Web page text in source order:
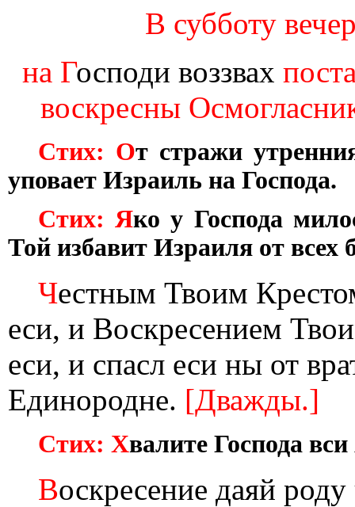
В субботу
на Господи воззвах
воскресны
Стих: От стражи
уповает Израиль на Господа.
Стих: Яко у Господа
Той избавит Израиля от всех
Честным Твоим
еси, и Воскресением
еси, и спасл еси ны от
Единородне. [Дважды.]
Стих: Хвалите Господа
Воскресение даяй